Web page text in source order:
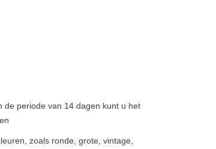
de periode van 14 dagen kunt u het
zoals ronde, grote, vintage,